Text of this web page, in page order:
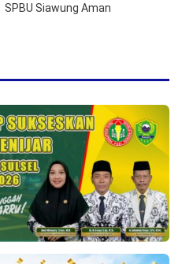
SPBU Siawung Aman